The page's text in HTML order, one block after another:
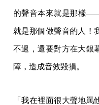
的聲音本來就是那樣
就是那個做聲音的人！
不過，還要對方在大銀
障，造成音效毀損。
「我在裡面很大聲地